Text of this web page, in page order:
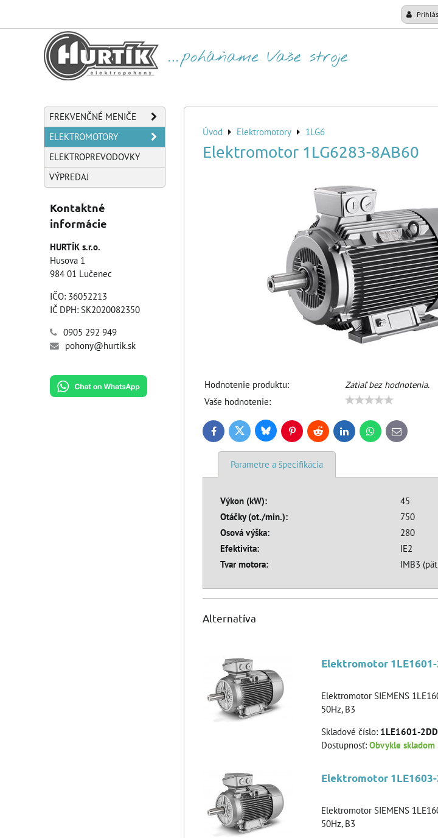
Úvod Elektromotory 1LG6
Elektromotor 1LG6283-8AB60
Hodnotenie produktu:
Zatiaľ bez hodnotenia.
Vaše hodnotenie:
FacebookTwitter BlueskyPinterestReddit LinkedInWhatsApp
E-
mail
Parametre a špecifikácia
Výkon (kW):
45
Otáčky (ot./min.):
750
Osová výška:
280
Efektivita:
IE2
Tvar motora:
IMB3
Alternatíva
Elektromotor
Elektromotor SIEMENS
50Hz, B3
Skladové číslo: 1LE1601-
Dostupnosť: Obvykle skladom
Elektromotor
Elektromotor SIEMENS
50Hz, B3
FREKVENČNÉ MENIČE
ELEKTROMOTORY
ELEKTROPREVODOVKY
VÝPREDAJ
Kontaktné
informácie
HURTÍK s.r.o.
Husova 1
984 01 Lučenec
IČO: 36052213
IČ DPH: SK2020082350
0905 292 949
pohony@hurtik.sk